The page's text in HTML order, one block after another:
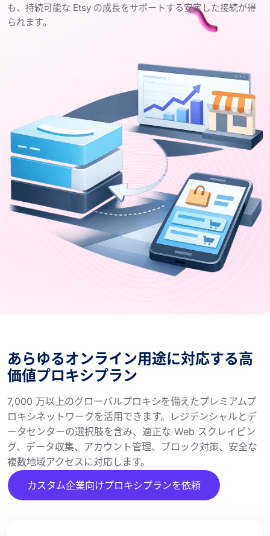
も、持続可能な Etsy の成長をサポートする安定した接続が得
られます。
あらゆるオンライン用途に対応する高
価値プロキシプラン
7,000 万以上のグローバルプロキシを備えたプレミアムプ
ロキシネットワークを活用できます。レジデンシャルとデ
ータセンターの選択肢を含み、適正な Web スクレイピン
グ、データ収集、アカウント管理、ブロック対策、安全な
複数地域アクセスに対応します。
カスタム企業向けプロキシプランを依頼